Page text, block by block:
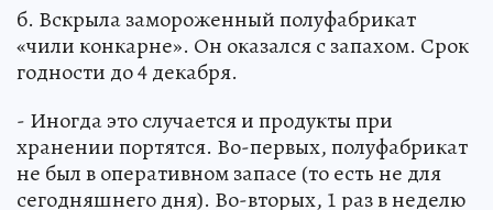
б. Вскрыла замороженный полуфабрикат
«чили конкарне». Он оказался с запахом. Срок
годности до 4 декабря.
- Иногда это случается и продукты при
хранении портятся. Во-первых, полуфабрикат
не был в оперативном запасе (то есть не для
сегодняшнего дня). Во-вторых, 1 раз в неделю